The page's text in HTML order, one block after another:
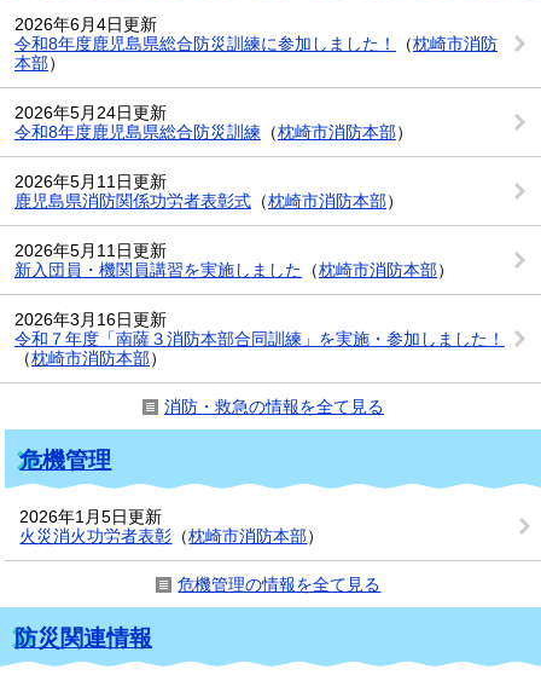
2026年6月4日更新
令和8年度鹿児島県総合防災訓練に参加しました！
（枕崎市消防
本部）
2026年5月24日更新
令和8年度鹿児島県総合防災訓練 （枕崎市消防本部）
2026年5月11日更新
鹿児島県消防関係功労者表彰式 （枕崎市消防本部）
2026年5月11日更新
新入団員・機関員講習を実施しました （枕崎市消防本部）
2026年3月16日更新
令和７年度「南薩３消防本部合同訓練」を実施・参加しました！
（枕崎市消防本部）
消防・救急の情報を全て見る
危機管理
2026年1月5日更新
火災消火功労者表彰 （枕崎市消防本部）
危機管理の情報を全て見る
防災関連情報